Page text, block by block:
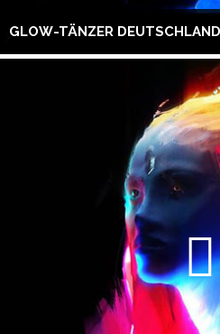
GLOW-TÄNZER DEUTSCHLAND